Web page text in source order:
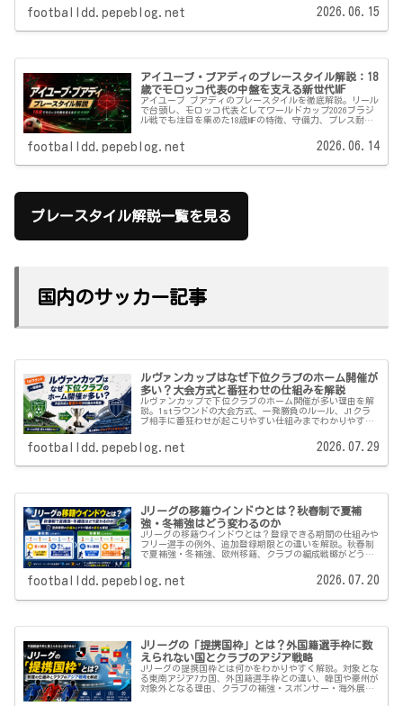
footballdd.pepeblog.net 2026.06.15
アイユーブ・ブアディのプレースタイル解説：18
歳でモロッコ代表の中盤を支える新世代MF
アイユーブ ブアディのプレースタイルを徹底解説。リール
で台頭し、モロッコ代表としてワールドカップ2026ブラジ
ル戦でも注目を集めた18歳MFの特徴、守備力、プレス耐
footballdd.pepeblog.net 2026.06.14
プレースタイル解説一覧を見る
国内のサッカー記事
ルヴァンカップはなぜ下位クラブのホーム開催が
多い？大会方式と番狂わせの仕組みを解説
ルヴァンカップで下位クラブのホーム開催が多い理由を解
説。1stラウンドの大会方式、一発勝負のルール、J1クラ
ブ相手に番狂わせが起こりやすい仕組みまでわかりやすく
footballdd.pepeblog.net 2026.07.29
Jリーグの移籍ウインドウとは？秋春制で夏補
強・冬補強はどう変わるのか
Jリーグの移籍ウインドウとは？登録できる期間の仕組みや
フリー選手の例外、追加登録期限との違いを解説。秋春制
で夏補強・冬補強、欧州移籍、クラブの編成戦略がどう変
footballdd.pepeblog.net 2026.07.20
Jリーグの「提携国枠」とは？外国籍選手枠に数
えられない国とクラブのアジア戦略
Jリーグの提携国枠とは何かをわかりやすく解説。対象とな
る東南アジア7カ国、外国籍選手枠との違い、韓国や豪州が
対象外となる理由、クラブの補強・スポンサー・海外展開